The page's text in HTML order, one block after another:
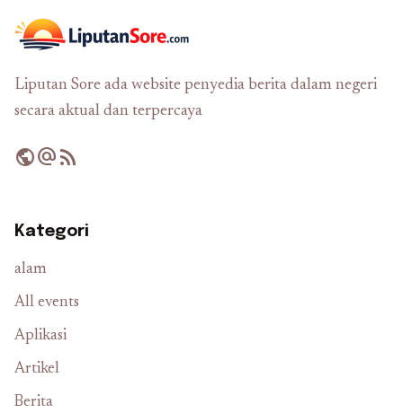
Liputan Sore ada website penyedia berita dalam negeri
secara aktual dan terpercaya
publicalternate_emailrss_feed
Kategori
alam
All events
Aplikasi
Artikel
Berita